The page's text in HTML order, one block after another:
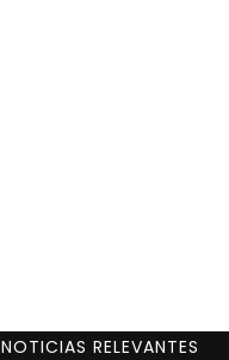
NOTICIAS RELEVANTES